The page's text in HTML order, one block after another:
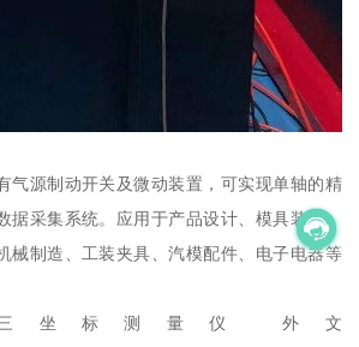
气源制动开关及微动装置，可实现单轴的精
据采集系统。应用于产品设计、模具装备、
械制造、工装夹具、汽模配件、电子电器等
坐标测量仪 外文